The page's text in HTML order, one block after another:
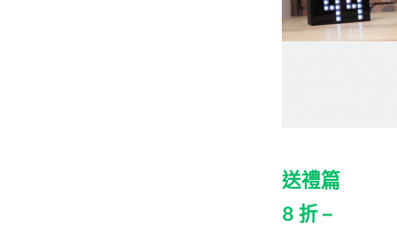
送禮篇
8 折 –